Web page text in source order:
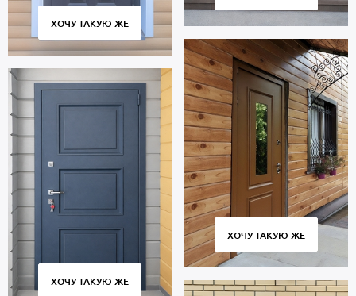
коробу без зазоров и сквозняков.
Стоимость указана за стандартный размер 2000х800 мм.
Гарантия 5 лет.
Позвоните в отдел продаж или оставьте заявку на сайте, чтобы
заказать дверь по габаритам вашего проема. Бесплатный вызов
замерщика. Быстрое изготовление. Бережная доставка
собственным транспортом, установка «под ключ».
ХОЧУ ТАКУЮ ЖЕ
ХОЧУ ТАКУЮ ЖЕ
ХОЧУ ТАКУЮ ЖЕ